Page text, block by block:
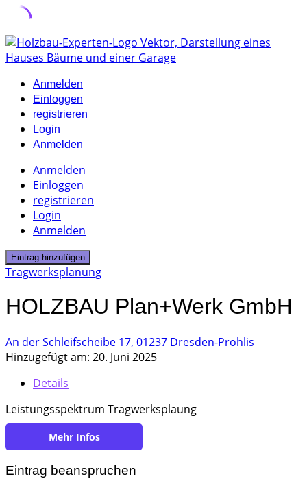
Skip
to
Anmelden
Einloggen
registrieren
Login
Anmelden
Anmelden
Einloggen
registrieren
Login
Anmelden
Eintrag hinzufügen
Tragwerksplanung
HOLZBAU Plan+Werk GmbH
An der Schleifscheibe 17, 01237 Dresden-Prohlis
Hinzugefügt am: 20. Juni 2025
Details
Leistungsspektrum Tragwerksplaung
https://holzbauplanwerk.de/
Eintrag beanspruchen